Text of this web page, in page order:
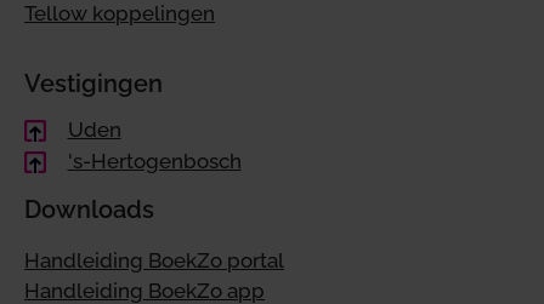
Tellow koppelingen
Vestigingen
Uden
's-Hertogenbosch
Downloads
Handleiding BoekZo portal
Handleiding BoekZo app